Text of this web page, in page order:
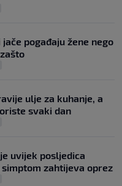
pogađaju žene nego
ulje za kuhanje, a
svaki dan
uvijek posljedica
zahtijeva oprez